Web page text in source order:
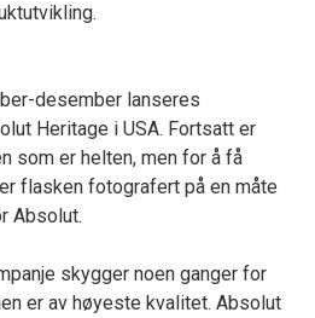
desember lanseres
Heritage i USA. Fortsatt er
som er helten, men for å få
flasken fotografert på en måte
Absolut.
skygger noen ganger for
er av høyeste kvalitet. Absolut